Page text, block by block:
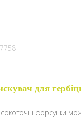
для
форсунки